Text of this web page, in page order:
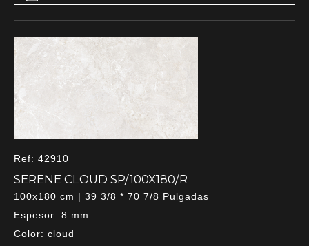
Ref: 42910
SERENE CLOUD SP/100X180/R
100x180 cm | 39 3/8 * 70 7/8 Pulgadas
Espesor: 8 mm
Color: cloud